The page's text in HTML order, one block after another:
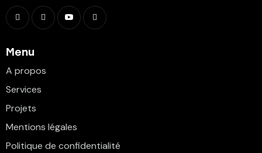
Menu
A propos
Services
Projets
Mentions légales
Politique de confidentialité